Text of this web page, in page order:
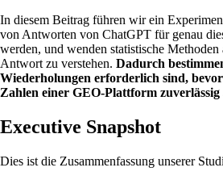
In diesem Beitrag führen wir ein
von Antworten von ChatGPT für genau
werden, und wenden statistische
Antwort zu verstehen. Dadurch
Wiederholungen erforderlich sind,
Zahlen einer GEO-Plattform zuverlässig
Executive Snapshot
Dies ist die Zusammenfassung unserer